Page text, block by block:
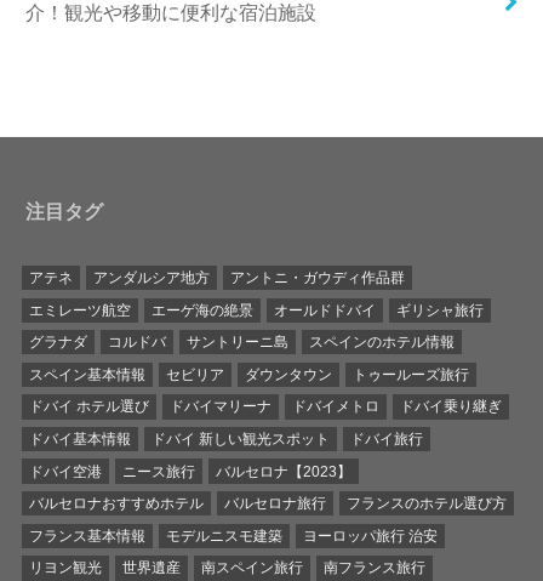
介！観光や移動に便利な宿泊施設
注目タグ
アテネ アンダルシア地方
アントニ・ガウディ作品群
エミレーツ航空
エーゲ海の絶景 オールドドバイ
ギリシャ旅行
グラナダ
コルドバ サントリーニ島
スペインのホテル情報
スペイン基本情報
セビリア ダウンタウン
トゥールーズ旅行
ドバイ ホテル選び
ドバイマリーナ ドバイメトロ
ドバイ乗り継ぎ
ドバイ基本情報
ドバイ 新しい観光スポット
ドバイ旅行
ドバイ空港
ニース旅行
バルセロナ【2023】
バルセロナおすすめホテル
バルセロナ旅行
フランスのホテル選び方
フランス基本情報
モデルニスモ建築
ヨーロッパ旅行 治安
リヨン観光
世界遺産 南スペイン旅行 南フランス旅行